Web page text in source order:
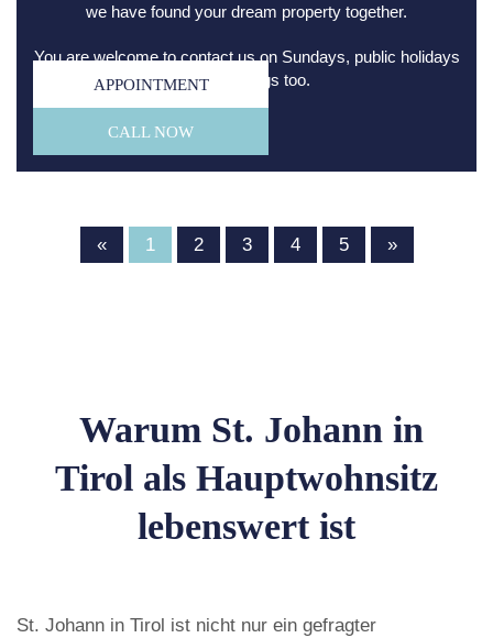
we have found your dream property together.
You are welcome to contact us on Sundays, public holidays
and evenings too.
APPOINTMENT
CALL NOW
« 1 2 3 4 5 »
Warum St. Johann in
Tirol als Hauptwohnsitz
lebenswert ist
St. Johann in Tirol ist nicht nur ein gefragter